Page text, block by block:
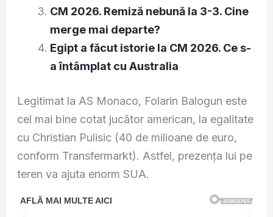
CM 2026. Remiză nebună la 3-3. Cine
merge mai departe?
Egipt a făcut istorie la CM 2026. Ce s-
a întâmplat cu Australia
Legitimat la AS Monaco, Folarin Balogun este
cel mai bine cotat jucător american, la egalitate
cu Christian Pulisic (40 de milioane de euro,
conform Transfermarkt). Astfel, prezența lui pe
teren va ajuta enorm SUA.